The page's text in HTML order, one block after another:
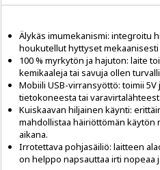
Älykäs imumekanismi: integroitu
houkutellut hyttyset
100 % myrkytön ja hajuton: laite
kemikaaleja tai savuja ollen
Mobiili USB-virransyöttö: toimii
tietokoneesta tai
Kuiskaavan hiljainen käynti:
mahdollistaa häiriöttömän
aikana.
Irrotettava pohjasäiliö: laitteen
on helppo napsauttaa irti nopeaa